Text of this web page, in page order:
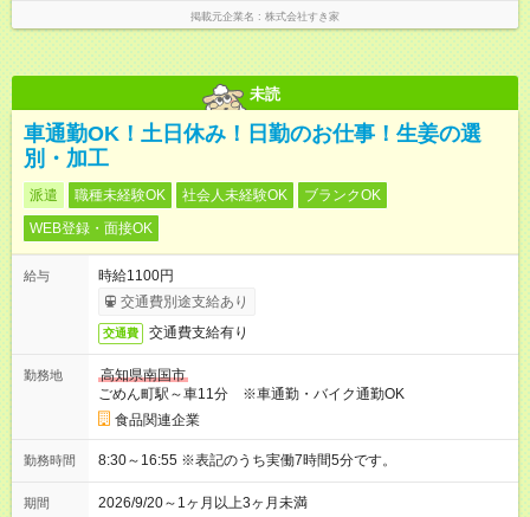
掲載元企業名 株式会社すき家
未読
車通勤OK！土日休み！日勤のお仕事！生姜の選
別・加工
派遣 職種未経験OK 社会人未経験OK
ブランクOK
WEB登録・面接OK
給与
時給1100円
交通費別途支給あり
交通費 交通費支給有り
勤務地
高知県南国市
ごめん町駅～車11分 ※車通勤・バイク通勤OK
食品関連企業
勤務時間 8:30～16:55 ※表記のうち実働7時間5分です。
期間 2026/9/20～1ヶ月以上3ヶ月未満